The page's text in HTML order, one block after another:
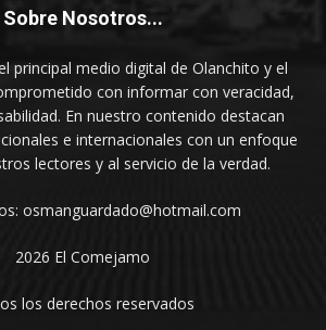
Sobre Nosotros...
principal medio digital de Olanchito y el
con informar con veracidad,
En nuestro contenido destacan
e internacionales con un enfoque
lectores y al servicio de la verdad.
osmanguardado@hotmail.com
2026 El Comejamo
los derechos reservados